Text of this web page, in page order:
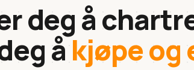
deg å
åkjøpe og